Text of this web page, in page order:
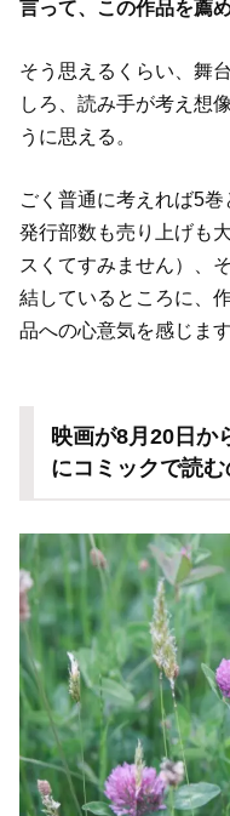
言って、この作品を薦
そう思えるくらい、舞
しろ、読み手が考え想
うに思える。
ごく普通に考えれば5
発行部数も売り上げも
スくてすみません）、
結しているところに、
品への心意気を感じます
映画が8月20日か
にコミックで読む